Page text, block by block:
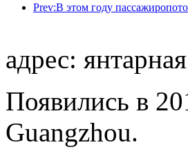
адрес:
Появились в
Guangzhou.